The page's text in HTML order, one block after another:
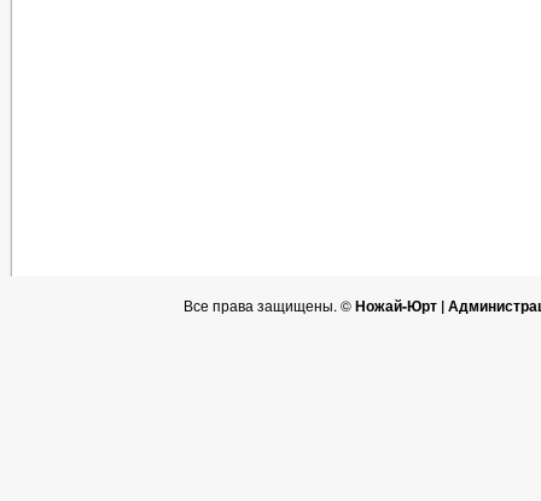
Все права защищены. ©Ножай-Юрт |